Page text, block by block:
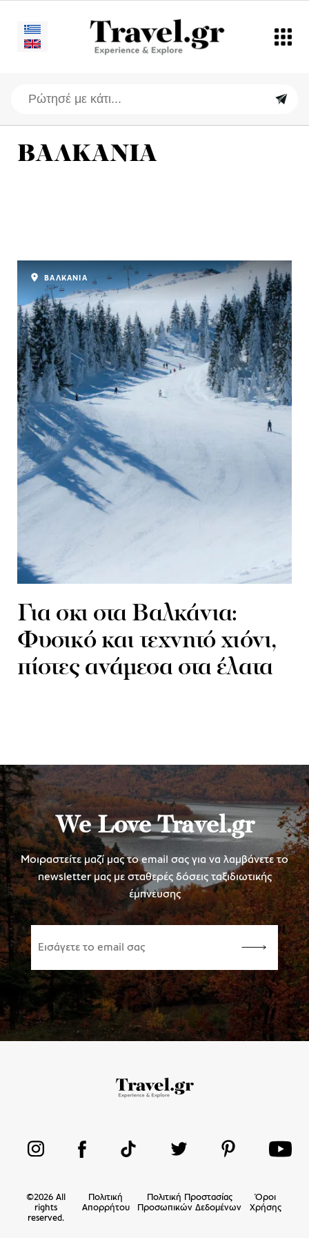
ΒΑΛΚΑΝΙΑ
Για σκι στα Βαλκάνια:
Φυσικό και τεχνητό χιόνι,
πίστες ανάμεσα στα έλατα
ΒΑΛΚΑΝΙΑ
We Love Travel.gr
Μοιραστείτε μαζί μας το email σας για να λαμβάνετε το
newsletter μας με σταθερές δόσεις ταξιδιωτικής
έμπνευσης
©2026 All
rights
reserved.
Πολιτική
Απορρήτου
Πολιτική Προστασίας
Προσωπικών Δεδομένων
Όροι
Χρήσης